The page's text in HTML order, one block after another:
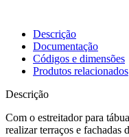
Descrição
Documentação
Códigos e dimensões
Produtos relacionados
Descrição
Com o estreitador para
realizar terraços e fachadas